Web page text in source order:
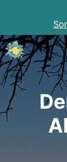
Zum
Inhalt
springen